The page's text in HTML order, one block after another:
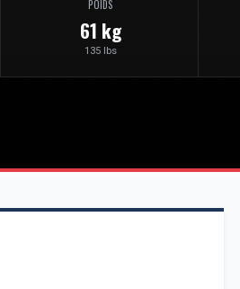
POIDS
61 kg
135 lbs